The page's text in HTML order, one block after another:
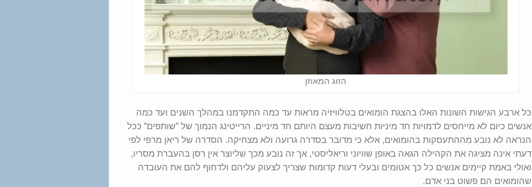
הזוג המאוזן
כל ארבע הגישות השונות האלו בהצגת הומואים בטלוויזיה מראות עד כמה התקדמנו במהלך השנים ועד כמה
אנשים כיום לא מייחסים לדמויות חד מיניות חשיבות מעצם היותם חד מיניים. הרייטינג הנמוך של "שותפים" ככל
הנראה לא נובע מההתעסקות בהומואים, אלא כי מדובר בסדרה גרועה ולא מצחיקה. הסדרה של ריאן מרפי לפי
דעתי אינה מציגה את הקהילה הגאה באופן שוויוני וריאליסטי, אך זה נובע מכך שליוצר אין רסן בהעברת מסריו,
ואולי באמת קיימים אנשים כל כך אטומים ובעלי דעות קדומות שצריך לצעוק עליהם ולדחוף להם את העובדה
שהומואים הם פשוט בני אדם.